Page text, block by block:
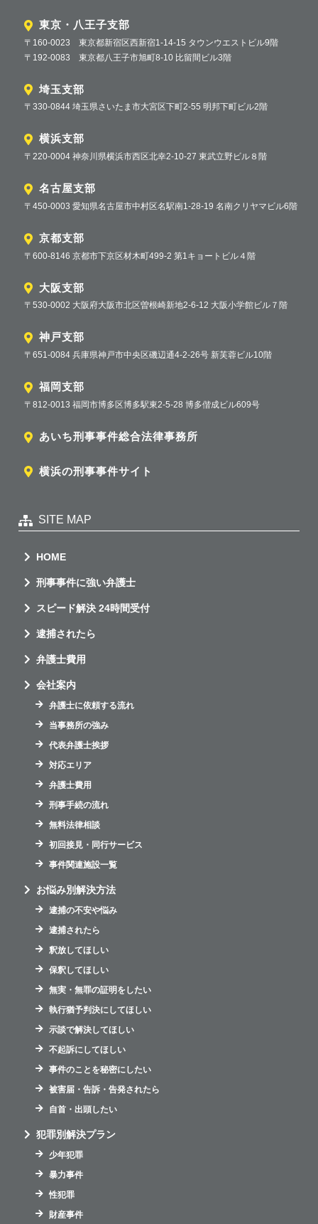
東京・八王子支部
〒160-0023 東京都新宿区西新宿1-14-15 タウンウエストビル9階
〒192-0083 東京都八王子市旭町8-10 比留間ビル3階
埼玉支部
〒330-0844 埼玉県さいたま市大宮区下町2-55 明邦下町ビル2階
横浜支部
〒220-0004 神奈川県横浜市西区北幸2-10-27 東武立野ビル８階
名古屋支部
〒450-0003 愛知県名古屋市中村区名駅南1-28-19 名南クリヤマビル6階
京都支部
〒600-8146 京都市下京区材木町499-2 第1キョートビル４階
大阪支部
〒530-0002 大阪府大阪市北区曽根崎新地2-6-12 大阪小学館ビル７階
神戸支部
〒651-0084 兵庫県神戸市中央区磯辺通4-2-26号 新芙蓉ビル10階
福岡支部
〒812-0013 福岡市博多区博多駅東2-5-28 博多偕成ビル609号
あいち刑事事件総合法律事務所
横浜の刑事事件サイト
SITE MAP
HOME
刑事事件に強い弁護士
スピード解決 24時間受付
逮捕されたら
弁護士費用
会社案内
弁護士に依頼する流れ
当事務所の強み
代表弁護士挨拶
対応エリア
弁護士費用
刑事手続の流れ
無料法律相談
初回接見・同行サービス
事件関連施設一覧
お悩み別解決方法
逮捕の不安や悩み
逮捕されたら
釈放してほしい
保釈してほしい
無実・無罪の証明をしたい
執行猶予判決にしてほしい
示談で解決してほしい
不起訴にしてほしい
事件のことを秘密にしたい
被害届・告訴・告発されたら
自首・出頭したい
犯罪別解決プラン
少年犯罪
暴力事件
性犯罪
財産事件